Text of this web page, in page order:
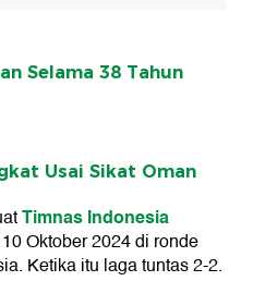
Selama 38 Tahun
Usai Sikat Oman
Timnas Indonesia
Oktober 2024 di ronde
Ketika itu laga tuntas 2-2.